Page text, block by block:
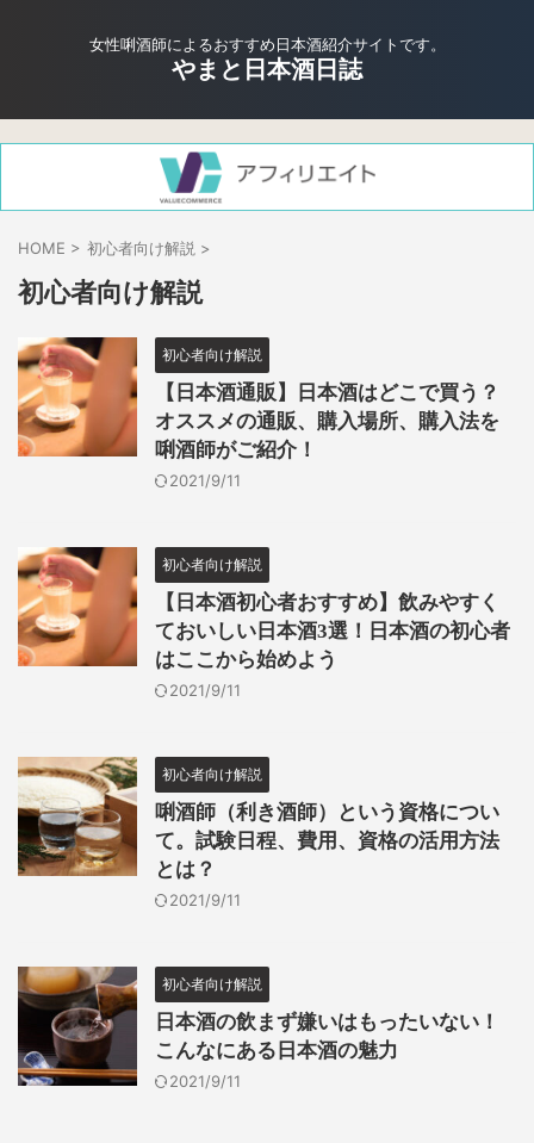
女性唎酒師によるおすすめ日本酒紹介サイトです。
やまと日本酒日誌
HOME > 初心者向け解説 >
初心者向け解説
初心者向け解説
【日本酒通販】日本酒はどこで買う？
オススメの通販、購入場所、購入法を
唎酒師がご紹介！
2021/9/11
初心者向け解説
【日本酒初心者おすすめ】飲みやすく
ておいしい日本酒3選！日本酒の初心者
はここから始めよう
2021/9/11
初心者向け解説
唎酒師（利き酒師）という資格につい
て。試験日程、費用、資格の活用方法
とは？
2021/9/11
初心者向け解説
日本酒の飲まず嫌いはもったいない！
こんなにある日本酒の魅力
2021/9/11